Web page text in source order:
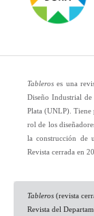
Tableros es una
Diseño Industrial
Plata (UNLP). Tiene
rol de los
la construcción de
Revista cerrada en
Tableros (revista
Revista del